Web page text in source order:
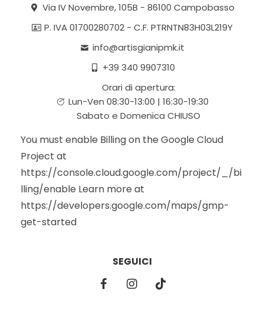
Via IV Novembre, 105B - 86100 Campobasso
P. IVA 01700280702 - C.F. PTRNTN83H03L219Y
info@artisgianipmk.it
+39 340 9907310
Orari di apertura:
Lun-Ven 08:30-13:00 | 16:30-19:30
Sabato e Domenica CHIUSO
You must enable Billing on the Google Cloud
Project at
https://console.cloud.google.com/project/_/bi
lling/enable Learn more at
https://developers.google.com/maps/gmp-
get-started
SEGUICI